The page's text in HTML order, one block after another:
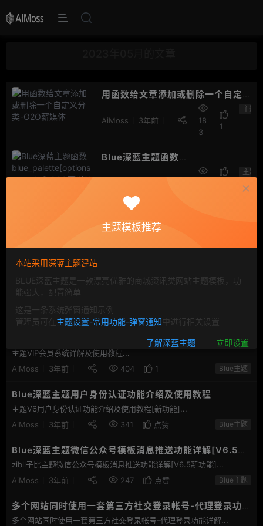
用函数给文章添加或删除一个自定
AiMoss 3年前
18
3
1
主题
Blue深蓝主题函数
blue_palette[options-moudle]主题
启用微信公众号登录后设置自定义菜单教程
启用微信公众号登录后设置自定义菜单教程...
AiMoss
3年前 213 点赞 Blue主题
测试一下视频播放
Blue深蓝主题VIP会员系统详解及使用教程
主题VIP会员系统详解及使用教程...
AiMoss
3年前 404 1 Blue主题
Blue深蓝主题用户身份认证功能介绍及使用教程
主题V6用户身份认证功能介绍及使用教程[新功能]...
AiMoss
3年前 341 点赞 Blue主题
Blue深蓝主题微信公众号模板消息推送功能详解[V6.5新
功能]
zibll子比主题微信公众号模板消息推送功能详解[V6.5新功能]...
AiMoss
3年前 247 点赞 Blue主题
多个网站同时使用一套第三方社交登录帐号-代理登录功能
详解
多个网站同时使用一套第三方社交登录帐号-代理登录功能详解...
主题模板推荐
本站采用深蓝主题建站
BLUE深蓝主题是一款漂亮优雅的商城资讯类网站主题模板，功
能强大，配置简单
这是一条系统弹窗通知示例
管理员可在主题设置-常用功能-弹窗通知中进行相关设置
了解深蓝主题 立即设置